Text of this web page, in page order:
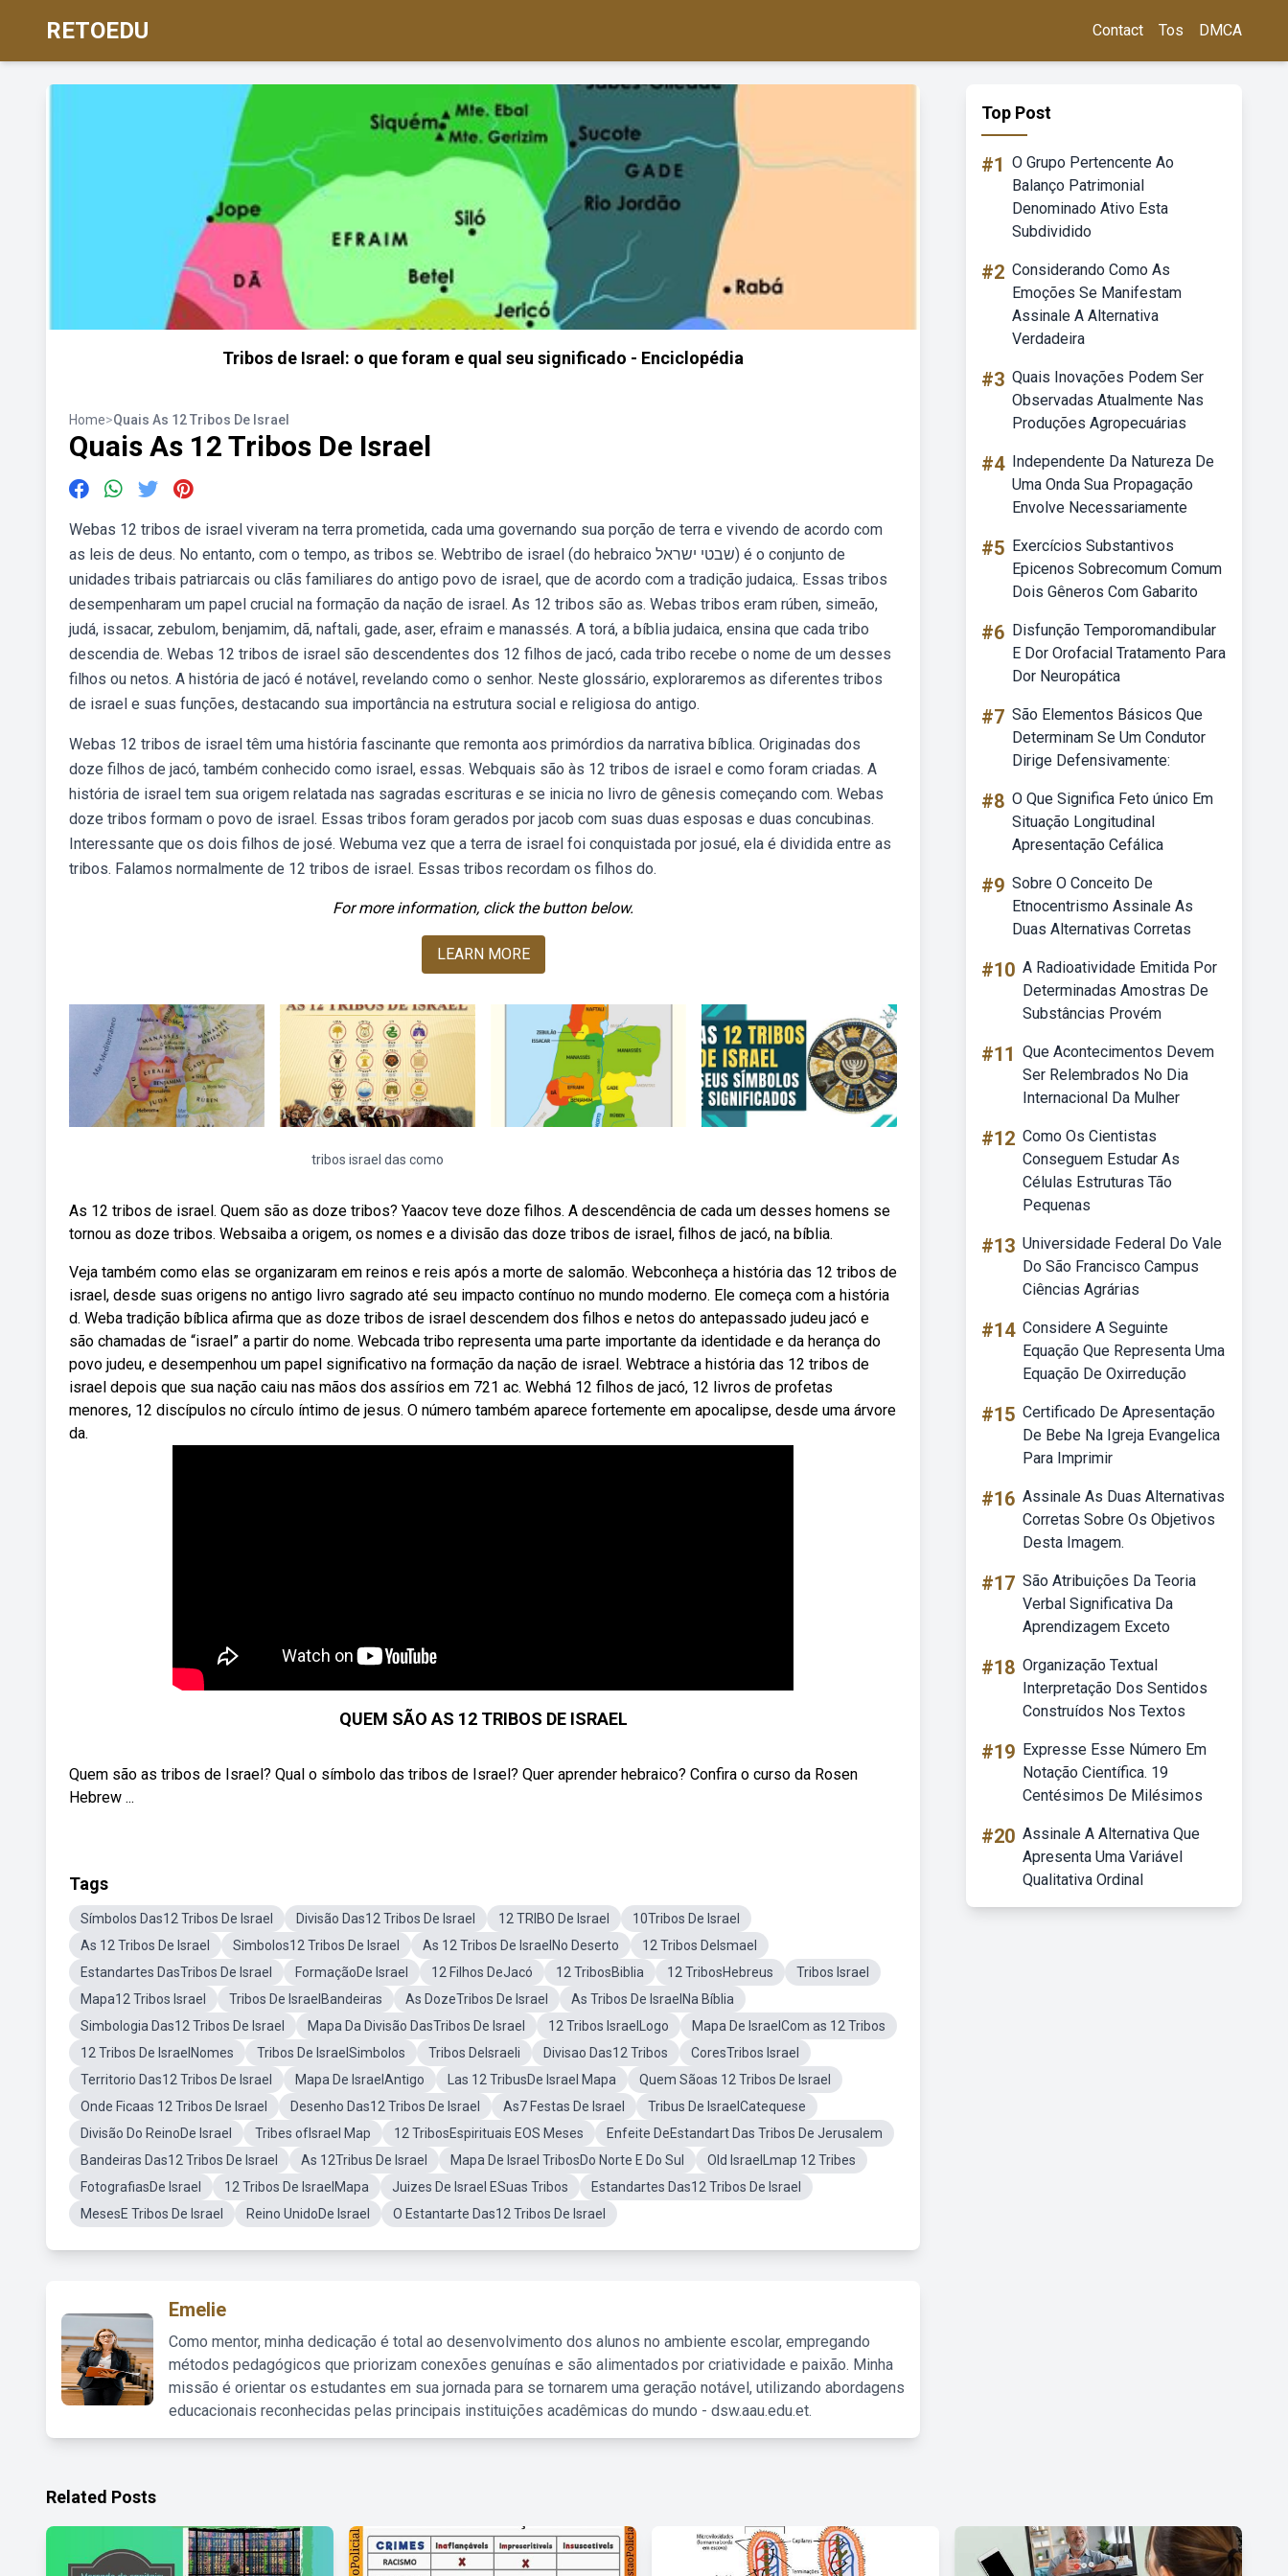
RETOEDU Contact Tos DMCA
Tribos de Israel: o que foram e qual seu significado - Enciclopédia
Home>Quais As 12 Tribos De Israel
Quais As 12 Tribos De Israel
Webas 12 tribos de israel viveram na terra prometida, cada uma governando sua porção de terra e vivendo de acordo com
as leis de deus. No entanto, com o tempo, as tribos se. Webtribo de israel (do hebraico שבטי ישראל) é o conjunto de
unidades tribais patriarcais ou clãs familiares do antigo povo de israel, que de acordo com a tradição judaica,. Essas tribos
desempenharam um papel crucial na formação da nação de israel. As 12 tribos são as. Webas tribos eram rúben, simeão,
judá, issacar, zebulom, benjamim, dã, naftali, gade, aser, efraim e manassés. A torá, a bíblia judaica, ensina que cada tribo
descendia de. Webas 12 tribos de israel são descendentes dos 12 filhos de jacó, cada tribo recebe o nome de um desses
filhos ou netos. A história de jacó é notável, revelando como o senhor. Neste glossário, exploraremos as diferentes tribos
de israel e suas funções, destacando sua importância na estrutura social e religiosa do antigo.
Webas 12 tribos de israel têm uma história fascinante que remonta aos primórdios da narrativa bíblica. Originadas dos
doze filhos de jacó, também conhecido como israel, essas. Webquais são às 12 tribos de israel e como foram criadas. A
história de israel tem sua origem relatada nas sagradas escrituras e se inicia no livro de gênesis começando com. Webas
doze tribos formam o povo de israel. Essas tribos foram gerados por jacob com suas duas esposas e duas concubinas.
Interessante que os dois filhos de josé. Webuma vez que a terra de israel foi conquistada por josué, ela é dividida entre as
tribos. Falamos normalmente de 12 tribos de israel. Essas tribos recordam os filhos do.
For more information, click the button below.
LEARN MORE
tribos israel das como
As 12 tribos de israel. Quem são as doze tribos? Yaacov teve doze filhos. A descendência de cada um desses homens se
tornou as doze tribos. Websaiba a origem, os nomes e a divisão das doze tribos de israel, filhos de jacó, na bíblia.
Veja também como elas se organizaram em reinos e reis após a morte de salomão. Webconheça a história das 12 tribos de
israel, desde suas origens no antigo livro sagrado até seu impacto contínuo no mundo moderno. Ele começa com a história
d. Weba tradição bíblica afirma que as doze tribos de israel descendem dos filhos e netos do antepassado judeu jacó e
são chamadas de “israel” a partir do nome. Webcada tribo representa uma parte importante da identidade e da herança do
povo judeu, e desempenhou um papel significativo na formação da nação de israel. Webtrace a história das 12 tribos de
israel depois que sua nação caiu nas mãos dos assírios em 721 ac. Webhá 12 filhos de jacó, 12 livros de profetas
menores, 12 discípulos no círculo íntimo de jesus. O número também aparece fortemente em apocalipse, desde uma árvore
da.
QUEM SÃO AS 12 TRIBOS DE ISRAEL
Quem são as tribos de Israel? Qual o símbolo das tribos de Israel? Quer aprender hebraico? Confira o curso da Rosen
Hebrew ...
Tags
Símbolos Das12 Tribos De Israel Divisão Das12 Tribos De Israel 12 TRIBO De Israel
10Tribos De Israel
As 12 Tribos De Israel
Simbolos12 Tribos De Israel As 12 Tribos De IsraelNo Deserto
12 Tribos DeIsmael
Estandartes DasTribos De Israel
FormaçãoDe Israel 12 Filhos DeJacó 12 TribosBiblia 12 TribosHebreus
Tribos Israel
Mapa12 Tribos Israel
Tribos De IsraelBandeiras As DozeTribos De Israel
As Tribos De IsraelNa Bíblia
Simbologia Das12 Tribos De Israel
Mapa Da Divisão DasTribos De Israel 12 Tribos IsraelLogo
Mapa De IsraelCom as 12 Tribos
12 Tribos De IsraelNomes
Tribos De IsraelSimbolos Tribos DeIsraeli Divisao Das12 Tribos
CoresTribos Israel
Territorio Das12 Tribos De Israel
Mapa De IsraelAntigo Las 12 TribusDe Israel Mapa
Quem Sãoas 12 Tribos De Israel
Onde Ficaas 12 Tribos De Israel
Desenho Das12 Tribos De Israel As7 Festas De Israel
Tribus De IsraelCatequese
Divisão Do ReinoDe Israel
Tribes ofIsrael Map 12 TribosEspirituais EOS Meses
Enfeite DeEstandart Das Tribos De Jerusalem
Bandeiras Das12 Tribos De Israel
As 12Tribus De Israel Mapa De Israel TribosDo Norte E Do Sul
Old IsraelLmap 12 Tribes
FotografiasDe Israel
12 Tribos De IsraelMapa Juizes De Israel ESuas Tribos
Estandartes Das12 Tribos De Israel
MesesE Tribos De Israel
Reino UnidoDe Israel O Estantarte Das12 Tribos De Israel
Emelie
Como mentor, minha dedicação é total ao desenvolvimento dos alunos no ambiente escolar, empregando
métodos pedagógicos que priorizam conexões genuínas e são alimentados por criatividade e paixão. Minha
missão é orientar os estudantes em sua jornada para se tornarem uma geração notável, utilizando abordagens
educacionais reconhecidas pelas principais instituições acadêmicas do mundo - dsw.aau.edu.et.
Top Post
#1 O Grupo Pertencente Ao
Balanço Patrimonial
Denominado Ativo Esta
Subdividido
#2 Considerando Como As
Emoções Se Manifestam
Assinale A Alternativa
Verdadeira
#3 Quais Inovações Podem Ser
Observadas Atualmente Nas
Produções Agropecuárias
#4 Independente Da Natureza De
Uma Onda Sua Propagação
Envolve Necessariamente
#5 Exercícios Substantivos
Epicenos Sobrecomum Comum
Dois Gêneros Com Gabarito
#6 Disfunção Temporomandibular
E Dor Orofacial Tratamento Para
Dor Neuropática
#7 São Elementos Básicos Que
Determinam Se Um Condutor
Dirige Defensivamente:
#8 O Que Significa Feto único Em
Situação Longitudinal
Apresentação Cefálica
#9 Sobre O Conceito De
Etnocentrismo Assinale As
Duas Alternativas Corretas
#10 A Radioatividade Emitida Por
Determinadas Amostras De
Substâncias Provém
#11 Que Acontecimentos Devem
Ser Relembrados No Dia
Internacional Da Mulher
#12 Como Os Cientistas
Conseguem Estudar As
Células Estruturas Tão
Pequenas
#13 Universidade Federal Do Vale
Do São Francisco Campus
Ciências Agrárias
#14 Considere A Seguinte
Equação Que Representa Uma
Equação De Oxirredução
#15 Certificado De Apresentação
De Bebe Na Igreja Evangelica
Para Imprimir
#16 Assinale As Duas Alternativas
Corretas Sobre Os Objetivos
Desta Imagem.
#17 São Atribuições Da Teoria
Verbal Significativa Da
Aprendizagem Exceto
#18 Organização Textual
Interpretação Dos Sentidos
Construídos Nos Textos
#19 Expresse Esse Número Em
Notação Científica. 19
Centésimos De Milésimos
#20 Assinale A Alternativa Que
Apresenta Uma Variável
Qualitativa Ordinal
Related Posts